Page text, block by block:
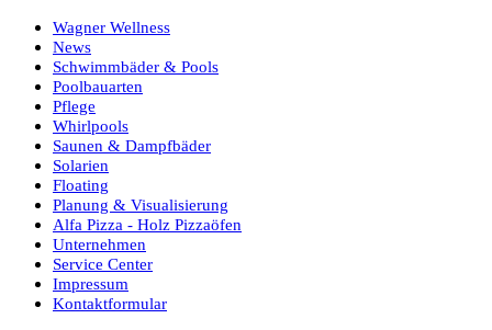
Wagner Wellness
News
Schwimmbäder & Pools
Poolbauarten
Pflege
Whirlpools
Saunen & Dampfbäder
Solarien
Floating
Planung & Visualisierung
Alfa Pizza - Holz Pizzaöfen
Unternehmen
Service Center
Impressum
Kontaktformular